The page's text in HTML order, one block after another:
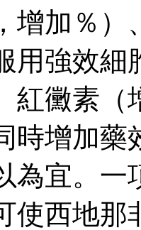
增加％）
用強效
紅黴素（
時增加藥
為宜。一
使西地